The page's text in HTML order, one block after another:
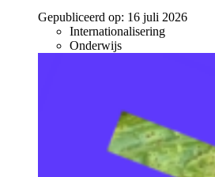
Gepubliceerd op: 16 juli 2026
Internationalisering
Onderwijs